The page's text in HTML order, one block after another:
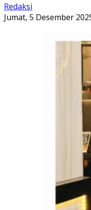
Redaksi
Jumat, 5 Desember